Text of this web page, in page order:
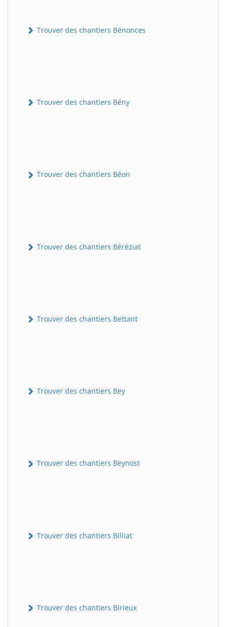
Trouver des chantiers Bénonces
Trouver des chantiers Bény
Trouver des chantiers Béon
Trouver des chantiers Béréziat
Trouver des chantiers Bettant
Trouver des chantiers Bey
Trouver des chantiers Beynost
Trouver des chantiers Billiat
Trouver des chantiers Birieux